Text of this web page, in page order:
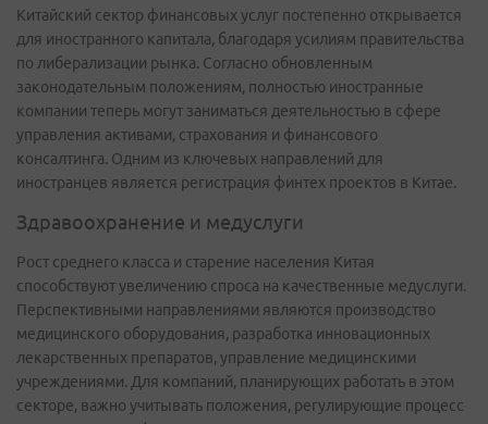
Китайский сектор финансовых услуг постепенно открывается
для иностранного капитала, благодаря усилиям правительства
по либерализации рынка. Согласно обновленным
законодательным положениям, полностью иностранные
компании теперь могут заниматься деятельностью в сфере
управления активами, страхования и финансового
консалтинга. Одним из ключевых направлений для
иностранцев является регистрация финтех проектов в Китае.
Здравоохранение и медуслуги
Рост среднего класса и старение населения Китая
способствуют увеличению спроса на качественные медуслуги.
Перспективными направлениями являются производство
медицинского оборудования, разработка инновационных
лекарственных препаратов, управление медицинскими
учреждениями. Для компаний, планирующих работать в этом
секторе, важно учитывать положения, регулирующие процесс